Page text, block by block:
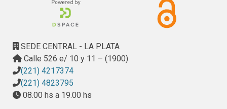
SEDE CENTRAL - LA PLATA
Calle 526 e/ 10 y 11 – (1900)
(221) 4217374
(221) 4823795
08.00 hs a 19.00 hs